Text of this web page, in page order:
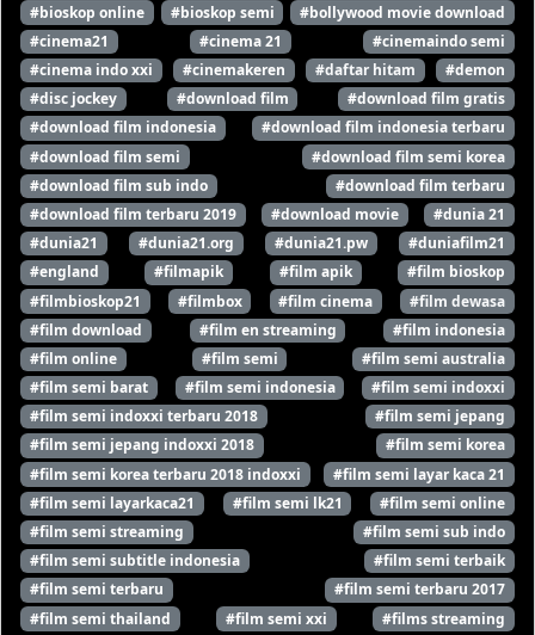
#bioskop online
#bioskop semi
#bollywood movie download
#cinema21
#cinema 21
#cinemaindo semi
#cinema indo xxi
#cinemakeren #daftar hitam
#demon
#disc jockey
#download film
#download film gratis
#download film indonesia
#download film indonesia terbaru
#download film semi
#download film semi korea
#download film sub indo
#download film terbaru
#download film terbaru 2019
#download movie
#dunia 21
#dunia21
#dunia21.org #dunia21.pw
#duniafilm21
#england
#filmapik #film apik
#film bioskop
#filmbioskop21
#filmbox #film cinema
#film dewasa
#film download
#film en streaming
#film indonesia
#film online
#film semi
#film semi australia
#film semi barat
#film semi indonesia
#film semi indoxxi
#film semi indoxxi terbaru 2018
#film semi jepang
#film semi jepang indoxxi 2018
#film semi korea
#film semi korea terbaru 2018 indoxxi
#film semi layar kaca 21
#film semi layarkaca21
#film semi lk21
#film semi online
#film semi streaming
#film semi sub indo
#film semi subtitle indonesia
#film semi terbaik
#film semi terbaru
#film semi terbaru 2017
#film semi thailand
#film semi xxi
#films streaming